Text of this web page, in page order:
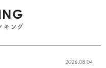
キング
2026.08.04